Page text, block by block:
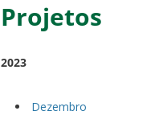
Projetos
2023
Dezembro